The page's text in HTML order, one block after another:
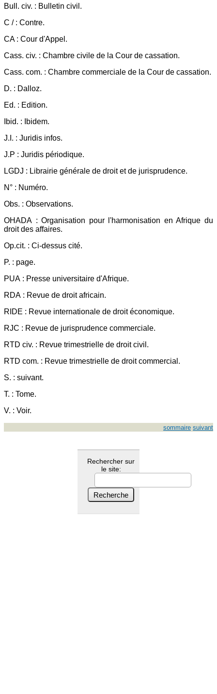
Bull. civ. : Bulletin civil.
C / : Contre.
CA : Cour d'Appel.
Cass. civ. : Chambre civile de la Cour de cassation.
Cass. com. : Chambre commerciale de la Cour de cassation.
D. : Dalloz.
Ed. : Edition.
Ibid. : Ibidem.
J.I. : Juridis infos.
J.P : Juridis périodique.
LGDJ : Librairie générale de droit et de jurisprudence.
N° : Numéro.
Obs. : Observations.
OHADA : Organisation pour l'harmonisation en Afrique du
droit des affaires.
Op.cit. : Ci-dessus cité.
P. : page.
PUA : Presse universitaire d'Afrique.
RDA : Revue de droit africain.
RIDE : Revue internationale de droit économique.
RJC : Revue de jurisprudence commerciale.
RTD civ. : Revue trimestrielle de droit civil.
RTD com. : Revue trimestrielle de droit commercial.
S. : suivant.
T. : Tome.
V. : Voir.
sommaire suivant
Rechercher sur
le site: